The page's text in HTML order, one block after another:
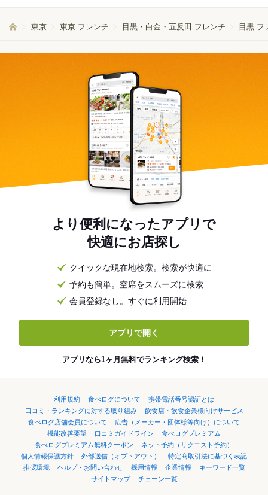
東京 東京 フレンチ 目黒・白金・五反田 フレンチ 目黒 フ
より便利になったアプリで
快適にお店探し
クイックな現在地検索。検索が快適に
予約も簡単。空席をスムーズに検索
会員登録なし。すぐに利用開始
アプリで開く
アプリなら1ヶ月無料でランキング検索！
利用規約 食べログについて
携帯電話番号認証とは
口コミ・ランキングに対する取り組み
飲食店・飲食企業様向けサービス
食べログ店舗会員について
広告（メーカー・団体様等向け）について
機能改善要望
口コミガイドライン
食べログプレミアム
食べログプレミアム無料クーポン
ネット予約（リクエスト予約）
個人情報保護方針
外部送信（オプトアウト）
特定商取引法に基づく表記
推奨環境
ヘルプ・お問い合わせ 採用情報 企業情報
キーワード一覧
サイトマップ
チェーン一覧